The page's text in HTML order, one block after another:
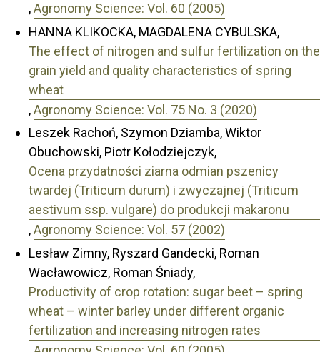
,Agronomy Science: Vol. 60 (2005)
HANNA KLIKOCKA, MAGDALENA CYBULSKA,
The effect of nitrogen and sulfur fertilization on the
grain yield and quality characteristics of spring
wheat
,Agronomy Science: Vol. 75 No. 3 (2020)
Leszek Rachoń, Szymon Dziamba, Wiktor
Obuchowski, Piotr Kołodziejczyk,
Ocena przydatności ziarna odmian pszenicy
twardej (Triticum durum) i zwyczajnej (Triticum
aestivum ssp. vulgare) do produkcji makaronu
,Agronomy Science: Vol. 57 (2002)
Lesław Zimny, Ryszard Gandecki, Roman
Wacławowicz, Roman Śniady,
Productivity of crop rotation: sugar beet – spring
wheat – winter barley under different organic
fertilization and increasing nitrogen rates